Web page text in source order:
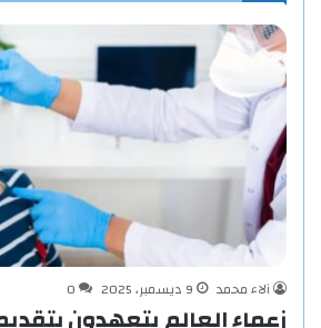
آلاء محمد
9 ديسمبر، 2025 0